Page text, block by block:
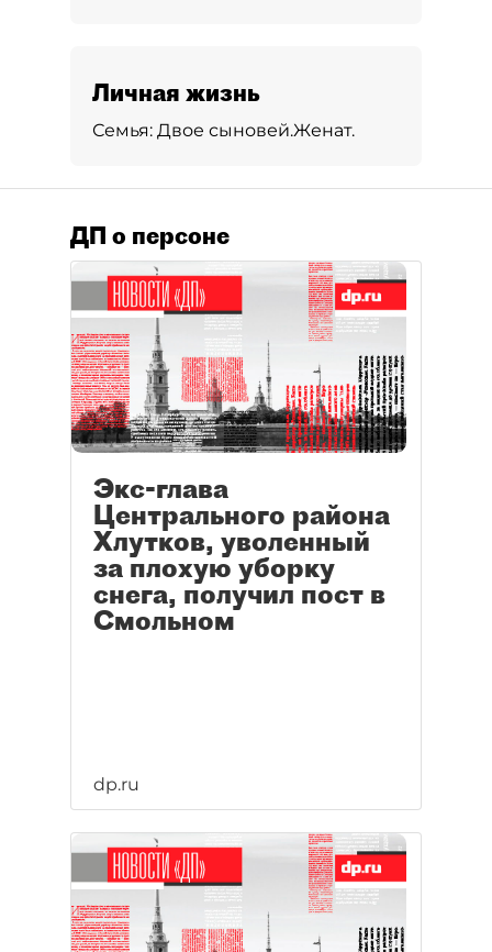
Личная жизнь
Семья: Двое сыновей.Женат.
ДП о персоне
Экс-глава
Центрального района
Хлутков, уволенный
за плохую уборку
снега, получил пост в
Смольном
dp.ru